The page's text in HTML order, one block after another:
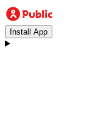
Install App